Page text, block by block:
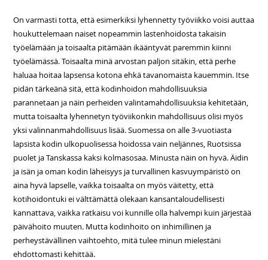
On varmasti totta, että esimerkiksi lyhennetty työviikko voisi auttaa
houkuttelemaan naiset nopeammin lastenhoidosta takaisin
työelämään ja toisaalta pitämään ikääntyvät paremmin kiinni
työelämässä. Toisaalta minä arvostan paljon sitäkin, että perhe
haluaa hoitaa lapsensa kotona ehkä tavanomaista kauemmin. Itse
pidän tärkeänä sitä, että kodinhoidon mahdollisuuksia
parannetaan ja näin perheiden valintamahdollisuuksia kehitetään,
mutta toisaalta lyhennetyn työviikonkin mahdollisuus olisi myös
yksi valinnanmahdollisuus lisää. Suomessa on alle 3-vuotiasta
lapsista kodin ulkopuolisessa hoidossa vain neljännes, Ruotsissa
puolet ja Tanskassa kaksi kolmasosaa. Minusta näin on hyvä. Äidin
ja isän ja oman kodin läheisyys ja turvallinen kasvuympäristö on
aina hyvä lapselle, vaikka toisaalta on myös väitetty, että
kotihoidontuki ei välttämättä olekaan kansantaloudellisesti
kannattava, vaikka ratkaisu voi kunnille olla halvempi kuin järjestää
päivähoito muuten. Mutta kodinhoito on inhimillinen ja
perheystävällinen vaihtoehto, mitä tulee minun mielestäni
ehdottomasti kehittää.